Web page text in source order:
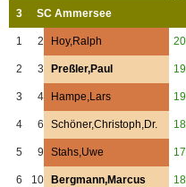
3
SC Ammersee
1 2 Hoy,Ralph
2 3 Preßler,Paul
3 4 Hampe,Lars
4 6 Schöner,Christoph,Dr.
5 9 Stahs,Uwe
6 10 Bergmann,Marcus